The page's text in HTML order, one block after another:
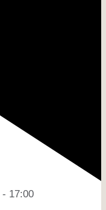
- 17:00